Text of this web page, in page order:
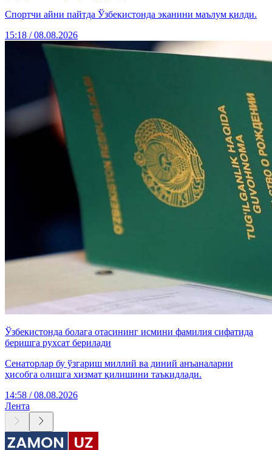
Спортчи айни пайтда Ўзбекистонда эканини маълум қилди.
15:18 / 08.08.2026
Ўзбекистонда болага отасининг исмини фамилия сифатида
беришга рухсат берилади
Сенаторлар бу ўзгариш миллий ва диний анъаналарни
ҳисобга олишга хизмат қилишини таъкидлади.
14:58 / 08.08.2026
Лента